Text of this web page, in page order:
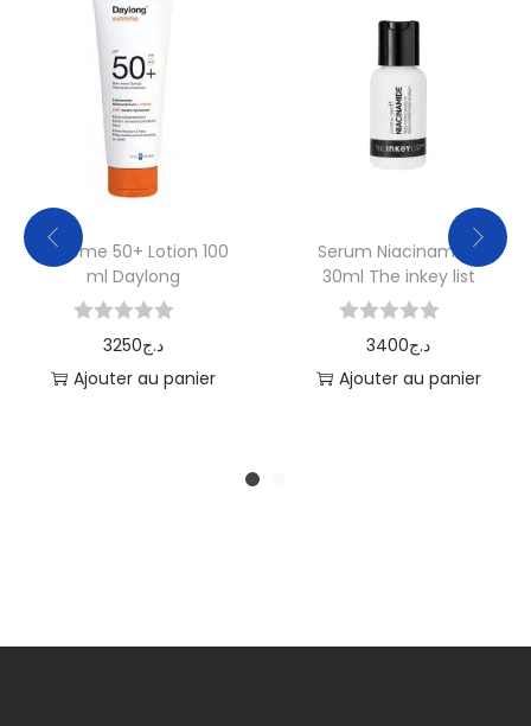
extrème 50+ Lotion 100
ml Daylong
3250د.ج
Ajouter au panier
Serum Niacinamide
30ml The inkey list
3400د.ج
Ajouter au panier